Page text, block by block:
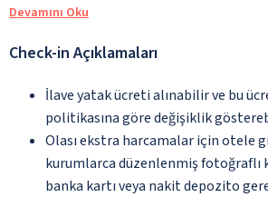
Devamını Oku
Check-in Açıklamaları
İlave yatak ücreti alınabilir ve bu
politikasına göre değişiklik
Olası ekstra harcamalar için otele
kurumlarca düzenlenmiş fotoğraflı
banka kartı veya nakit depozito